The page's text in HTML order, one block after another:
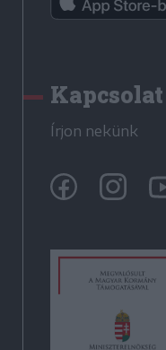
Kapcsolat
Írjon nekünk